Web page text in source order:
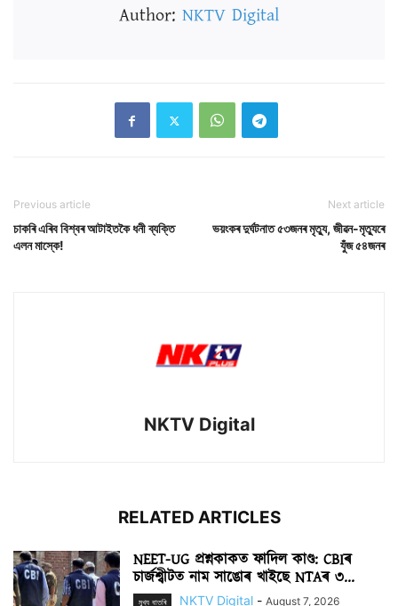
Author: NKTV Digital
Previous article
চাকৰি এৰিব বিশ্বৰ আটাইতকৈ ধনী ব্যক্তি
এলন মাস্কে!
Next article
ভয়ংকৰ দুৰ্ঘটনাত ৫৩জনৰ মৃত্যু, জীৱন-মৃত্যুৰে
যুঁজ ৫৪জনৰ
NKTV Digital
RELATED ARTICLES
NEET-UG প্ৰশ্নকাকত ফাদিল কাণ্ড: CBIৰ
চাৰ্জশ্বীটত নাম সাঙোৰ খাইছে NTAৰ ৩...
মুখ্য বাতৰি NKTV Digital - August 7, 2026